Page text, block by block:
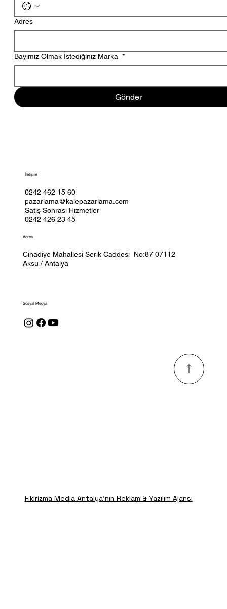
Adres
Bayimiz Olmak İstediğiniz Marka *
Gönder
İletişim
0242 462 15 60
pazarlama@kalepazarlama.com
Satış Sonrası Hizmetler
0242 426 23 45
Adres
Cihadiye Mahallesi Serik Caddesi No:87 07112
Aksu / Antalya
Sosyal Medya
Fikirizma Media Antalya'nın Reklam & Yazılım Ajansı